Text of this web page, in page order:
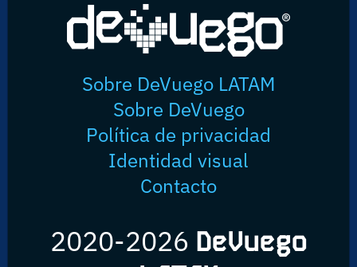
Sobre DeVuego LATAM
Sobre DeVuego
Política de privacidad
Identidad visual
Contacto
2020-2026 DeVuego